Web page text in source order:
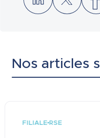
Nos articles
FILIALERSE